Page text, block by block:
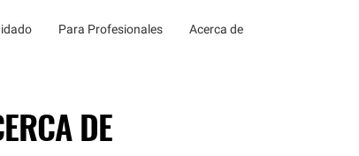
Para Profesionales Acerca de
DE